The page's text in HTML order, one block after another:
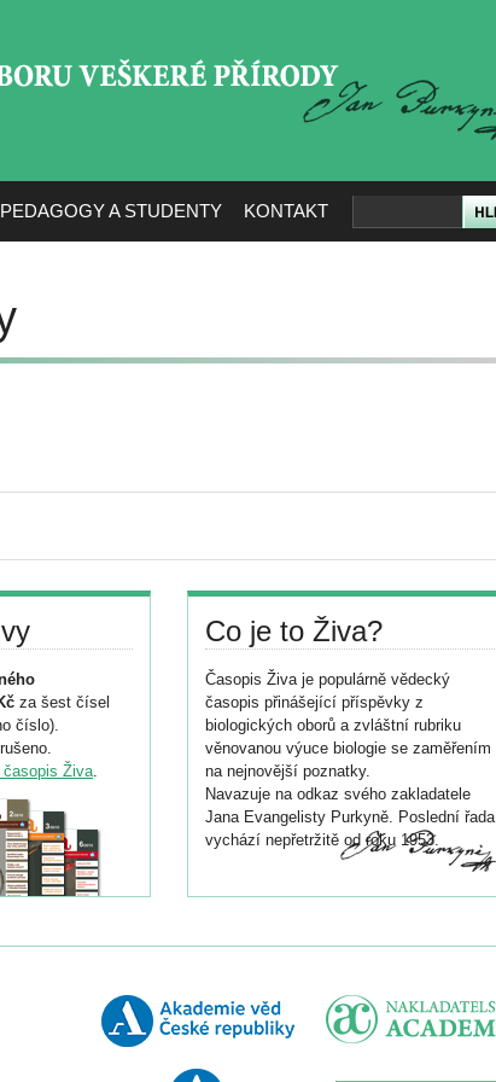
A STUDENTY KONTAKT
za šest čísel
číslo).
Živa.
Co je to Živa?
Časopis Živa je populárně vědecký
časopis přinášející příspěvky z
biologických oborů a zvláštní rubriku
věnovanou výuce biologie se zaměřením
na nejnovější poznatky.
Navazuje na odkaz svého zakladatele
Jana Evangelisty Purkyně. Poslední řada
vychází nepřetržitě od roku 1953.